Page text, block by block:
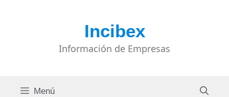
Incibex
Información de Empresas
Menú